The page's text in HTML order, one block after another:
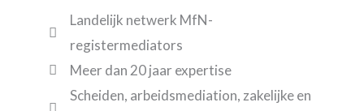
Landelijk netwerk MfN-
registermediators
Meer dan 20 jaar expertise
Scheiden, arbeidsmediation, zakelijke en